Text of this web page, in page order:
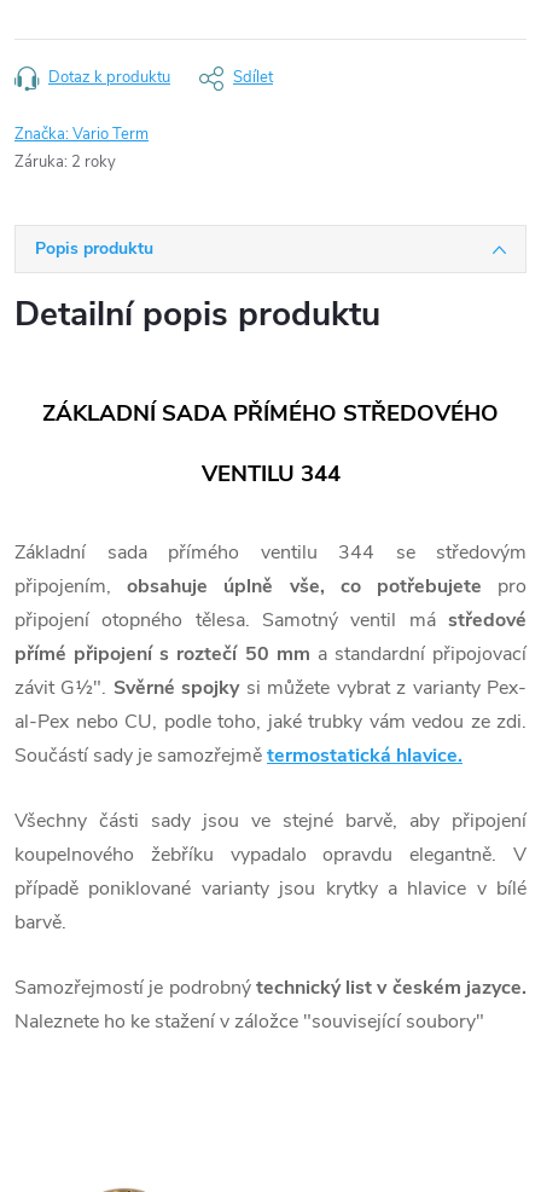
Dotaz k produktu Sdílet
Značka:Vario Term
Záruka: 2 roky
Popis produktu
Detailní popis produktu
ZÁKLADNÍ SADA PŘÍMÉHO STŘEDOVÉHO
VENTILU 344
Základní sada přímého ventilu 344 se středovým
připojením,obsahuje úplně vše, co potřebujete pro
připojení otopného tělesa. Samotný ventil má středové
přímé připojení s roztečí 50 mm a standardní připojovací
závit G½". Svěrné spojkysi můžete vybrat z varianty Pex-
al-Pex nebo CU, podle toho, jaké trubky vám vedou ze zdi.
Součástí sady je samozřejmětermostatická hlavice.
Všechny části sady jsou ve stejné barvě, aby připojení
koupelnového žebříku vypadalo opravdu elegantně. V
případě poniklované varianty jsou krytky a hlavice v bílé
barvě.
Samozřejmostí je podrobnýtechnický list v českém jazyce.
Naleznete ho ke stažení v záložce "související soubory"